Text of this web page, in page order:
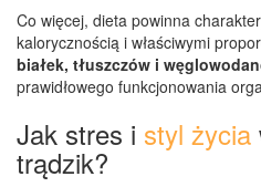
Co więcej, dieta powinna
kalorycznością i właściwymi
białek, tłuszczów i
prawidłowego funkcjonowania
Jak stres i styl życia
trądzik?